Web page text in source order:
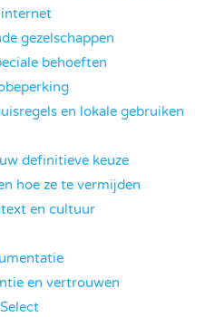
internet
gezelschappen
behoeften
en lokale gebruiken
definitieve keuze
hoe ze te vermijden
en cultuur
en vertrouwen